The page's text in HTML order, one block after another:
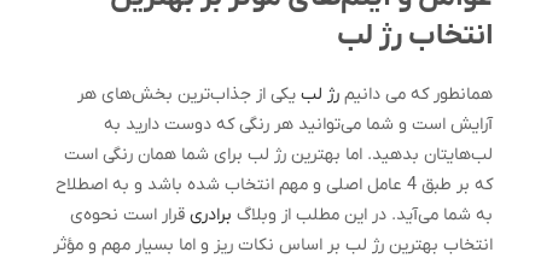
انتخاب رژ لب
همانطور که می دانیم رژ لب یکی از جذاب‌ترین بخش‌های هر
آرایش است و شما می‌توانید هر رنگی که دوست دارید به
لب‌هایتان بدهید. اما بهترین رژ لب برای شما همان رنگی است
که بر طبق 4 عامل اصلی و مهم انتخاب شده باشد و به اصطلاح
به شما می‌آید. در این مطلب از وبلاگ برادری قرار است نحوه‌ی
انتخاب بهترین رژ لب بر اساس نکات ریز و اما بسیار مهم و مؤثر